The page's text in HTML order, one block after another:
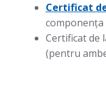
Certificat
componența
Certificat de
(pentru